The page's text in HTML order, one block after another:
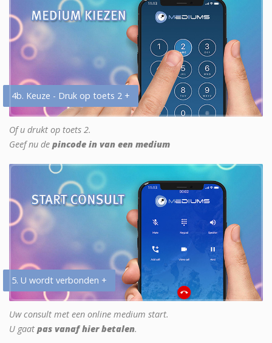
4b. Keuze - Druk op toets 2 +
Of u drukt op toets 2.
Geef nu de pincode in van een medium
5. U wordt verbonden +
Uw consult met een online medium start.
U gaat pas vanaf hier betalen.